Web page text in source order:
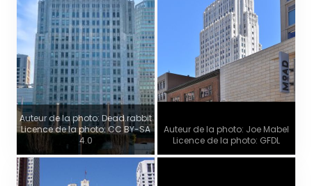
Auteur de la photo: Dead.rabbit
Licence de la photo: CC BY-SA
4.0
Auteur de la photo: Joe Mabel
Licence de la photo: GFDL